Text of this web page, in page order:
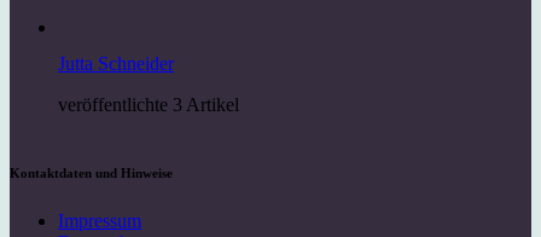
Jutta Schneider
veröffentlichte 3 Artikel
Kontaktdaten und Hinweise
Impressum